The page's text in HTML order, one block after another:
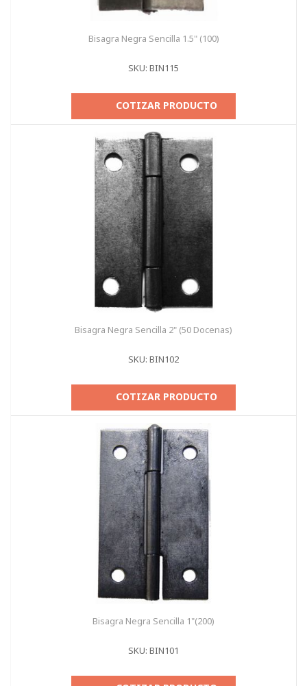
Bisagra Negra Sencilla 1.5" (100)
SKU: BIN115
COTIZAR PRODUCTO
Bisagra Negra Sencilla 2" (50 Docenas)
SKU: BIN102
COTIZAR PRODUCTO
Bisagra Negra Sencilla 1"(200)
SKU: BIN101